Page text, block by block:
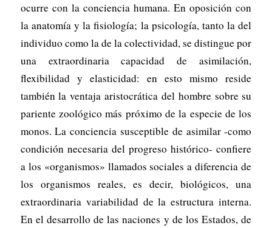
ocurre con la conciencia humana. En oposición con
la anatomía y la fisiología; la psicología, tanto la del
individuo como la de la colectividad, se distingue por
una extraordinaria capacidad de asimilación,
flexibilidad y elasticidad: en esto mismo reside
también la ventaja aristocrática del hombre sobre su
pariente zoológico más próximo de la especie de los
monos. La conciencia susceptible de asimilar -como
condición necesaria del progreso histórico- confiere
a los «organismos» llamados sociales a diferencia de
los organismos reales, es decir, biológicos, una
extraordinaria variabilidad de la estructura interna.
En el desarrollo de las naciones y de los Estados, de